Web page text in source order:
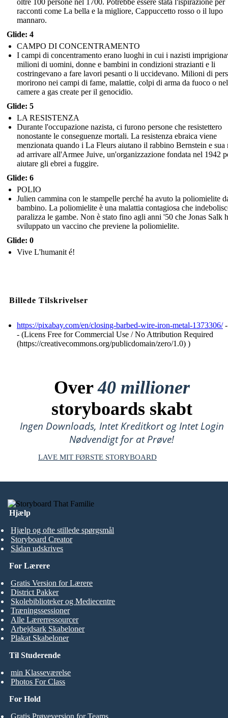
racconti come La bella e la migliore, Cappuccetto rosso o il lupo
mannaro.
Glide: 4
CAMPO DI CONCENTRAMENTO
I campi di concentramento erano luoghi in cui i nazisti
milioni di uomini, donne e bambini in condizioni strazianti e li
costringevano a fare lavori pesanti o li uccidevano. Milioni di
morirono nei campi di fame, malattie, colpi di arma da fuoco o
camere a gas create per il genocidio.
Glide: 5
LA RESISTENZA
Durante l'occupazione nazista, ci furono persone che resistettero
nonostante le conseguenze mortali. La resistenza ebraica viene
menzionata quando i La Fleurs aiutano il rabbino Bernstein e sua
ad arrivare all'Armee Juive, un'organizzazione fondata nel 1942
aiutare gli ebrei a fuggire.
Glide: 6
POLIO
Julien cammina con le stampelle perché ha avuto la poliomielite
bambino. La poliomielite è una malattia contagiosa che
paralizza le gambe. Non è stato fino agli anni '50 che Jonas Salk
sviluppato un vaccino che previene la poliomielite.
Glide: 0
Vive L'humanit é!
Billede Tilskrivelser
https://pixabay.com/en/closing-barbed-wire-iron-metal-1373306/-
- (Licens Free for Commercial Use / No Attribution Required
(https://creativecommons.org/publicdomain/zero/1.0) )
Over40 millioner
storyboards skabt
Ingen Downloads, Intet Kreditkort og Intet Login
Nødvendigt for at Prøve!
LAVE MIT FØRSTE STORYBOARD
Hjælp
Hjælp og ofte stillede spørgsmål
Storyboard Creator
Sådan udskrives
Til Studerende
min Klasseværelse
Photos For Class
For Lærere
Gratis Version for Lærere
District Pakker
Skolebiblioteker og Mediecentre
Træningssessioner
Alle Lærerressourcer
Arbejdsark Skabeloner
Plakat Skabeloner
For Hold